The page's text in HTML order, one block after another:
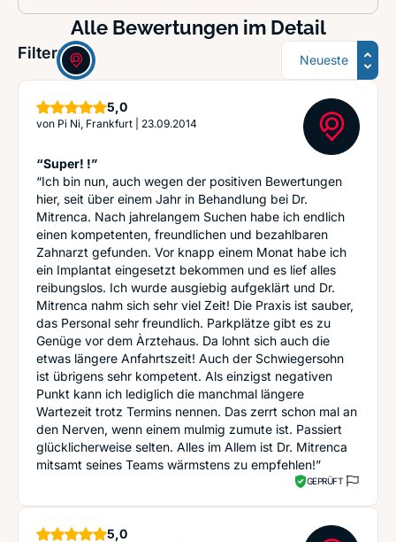
Alle Bewertungen im Detail
Filter: Sortierung
5,0Sterne
von Pi Ni, Frankfurt 23.09.2014
“Super! !”
“Ich bin nun, auch wegen der positiven Bewertungen
hier, seit über einem Jahr in Behandlung bei Dr.
Mitrenca. Nach jahrelangem Suchen habe ich endlich
einen kompetenten, freundlichen und bezahlbaren
Zahnarzt gefunden. Vor knapp einem Monat habe ich
ein Implantat eingesetzt bekommen und es lief alles
reibungslos. Ich wurde ausgiebig aufgeklärt und Dr.
Mitrenca nahm sich sehr viel Zeit! Die Praxis ist sauber,
das Personal sehr freundlich. Parkplätze gibt es zu
Genüge vor dem Àrztehaus. Da lohnt sich auch die
etwas längere Anfahrtszeit! Auch der Schwiegersohn
ist übrigens sehr kompetent. Als einzigst negativen
Punkt kann ich lediglich die manchmal längere
Wartezeit trotz Termins nennen. Das zerrt schon mal an
den Nerven, wenn einem mulmig zumute ist. Passiert
glücklicherweise selten. Alles im Allem ist Dr. Mitrenca
mitsamt seines Teams wärmstens zu empfehlen!”
GEPRÜFT
5,0Sterne